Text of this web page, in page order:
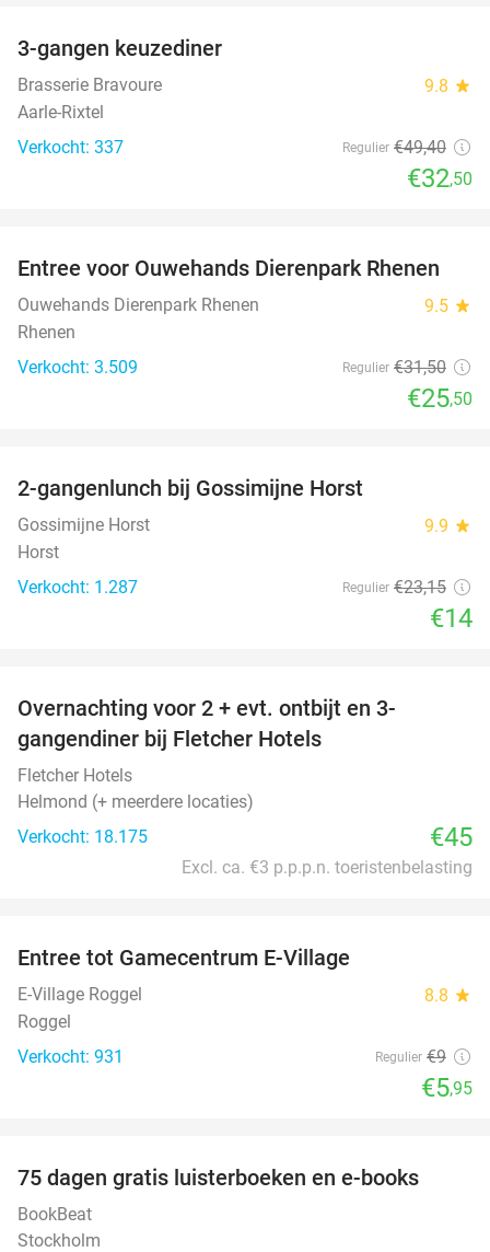
3-gangen keuzediner
Brasserie Bravoure 9.8 star
Aarle-Rixtel
Verkocht: 337
Regulier €49,40
€32,50
19%
Entree voor Ouwehands Dierenpark Rhenen
Ouwehands Dierenpark Rhenen 9.5 star
Rhenen
Verkocht: 3.509
Regulier €31,50
€25,50
2-gangenlunch bij Gossimijne Horst
Gossimijne Horst 9.9 star
Horst
Verkocht: 1.287
Regulier €23,15
€14
Overnachting voor 2 + evt. ontbijt en 3-
gangendiner bij Fletcher Hotels
Fletcher Hotels
Helmond (+ meerdere locaties)
Verkocht: 18.175
€45
Excl. ca. €3 p.p.p.n. toeristenbelasting
Entree tot Gamecentrum E-Village
E-Village Roggel 8.8 star
Roggel
Verkocht: 931
Regulier €9
€5,95
75 dagen gratis luisterboeken en e-books
BookBeat
Stockholm